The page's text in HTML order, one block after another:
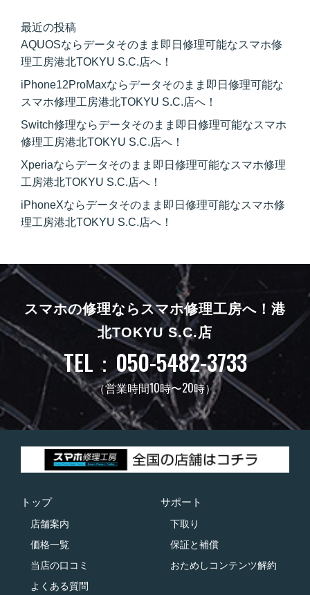
最近の投稿
AQUOSならデータそのまま即日修理可能なスマホ修
理工房港北TOKYU S.C.店へ！
iPhone12ProMaxならデータそのまま即日修理可能な
スマホ修理工房港北TOKYU S.C.店へ！
Switch修理ならデータそのまま即日修理可能なスマホ
修理工房港北TOKYU S.C.店へ！
Xperiaならデータそのまま即日修理可能なスマホ修理
工房港北TOKYU S.C.店へ！
iPhoneXならデータそのまま即日修理可能なスマホ修
理工房港北TOKYU S.C.店へ！
スマホの修理ならスマホ修理工房へ！ 港
北TOKYU S.C.店
TEL：050-5482-3733
（営業時間10時〜20時）
トップ
店舗案内
価格一覧
当店の口コミ
よくある質問
サポート
下取り
保証と補償
おためしコンテンツ解約